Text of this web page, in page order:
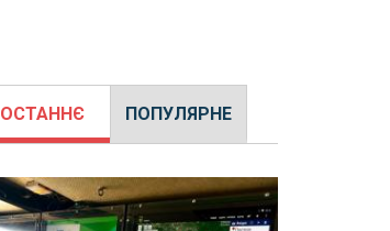
ОСТАННЄ ПОПУЛЯРНЕ